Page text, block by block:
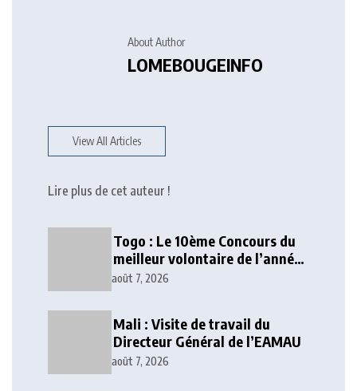
About Author
LOMEBOUGEINFO
View All Articles
Lire plus de cet auteur !
Togo : Le 10ème Concours du
meilleur volontaire de l’année
lancé
août 7, 2026
Mali : Visite de travail du
Directeur Général de l’EAMAU
août 7, 2026